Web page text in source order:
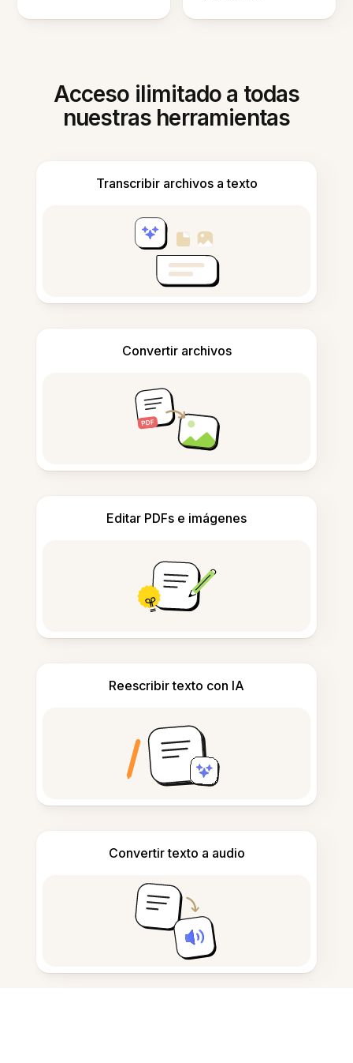
Acceso ilimitado a todas
nuestras herramientas
Transcribir archivos a texto
Convertir archivos
Editar PDFs e imágenes
Reescribir texto con IA
Convertir texto a audio